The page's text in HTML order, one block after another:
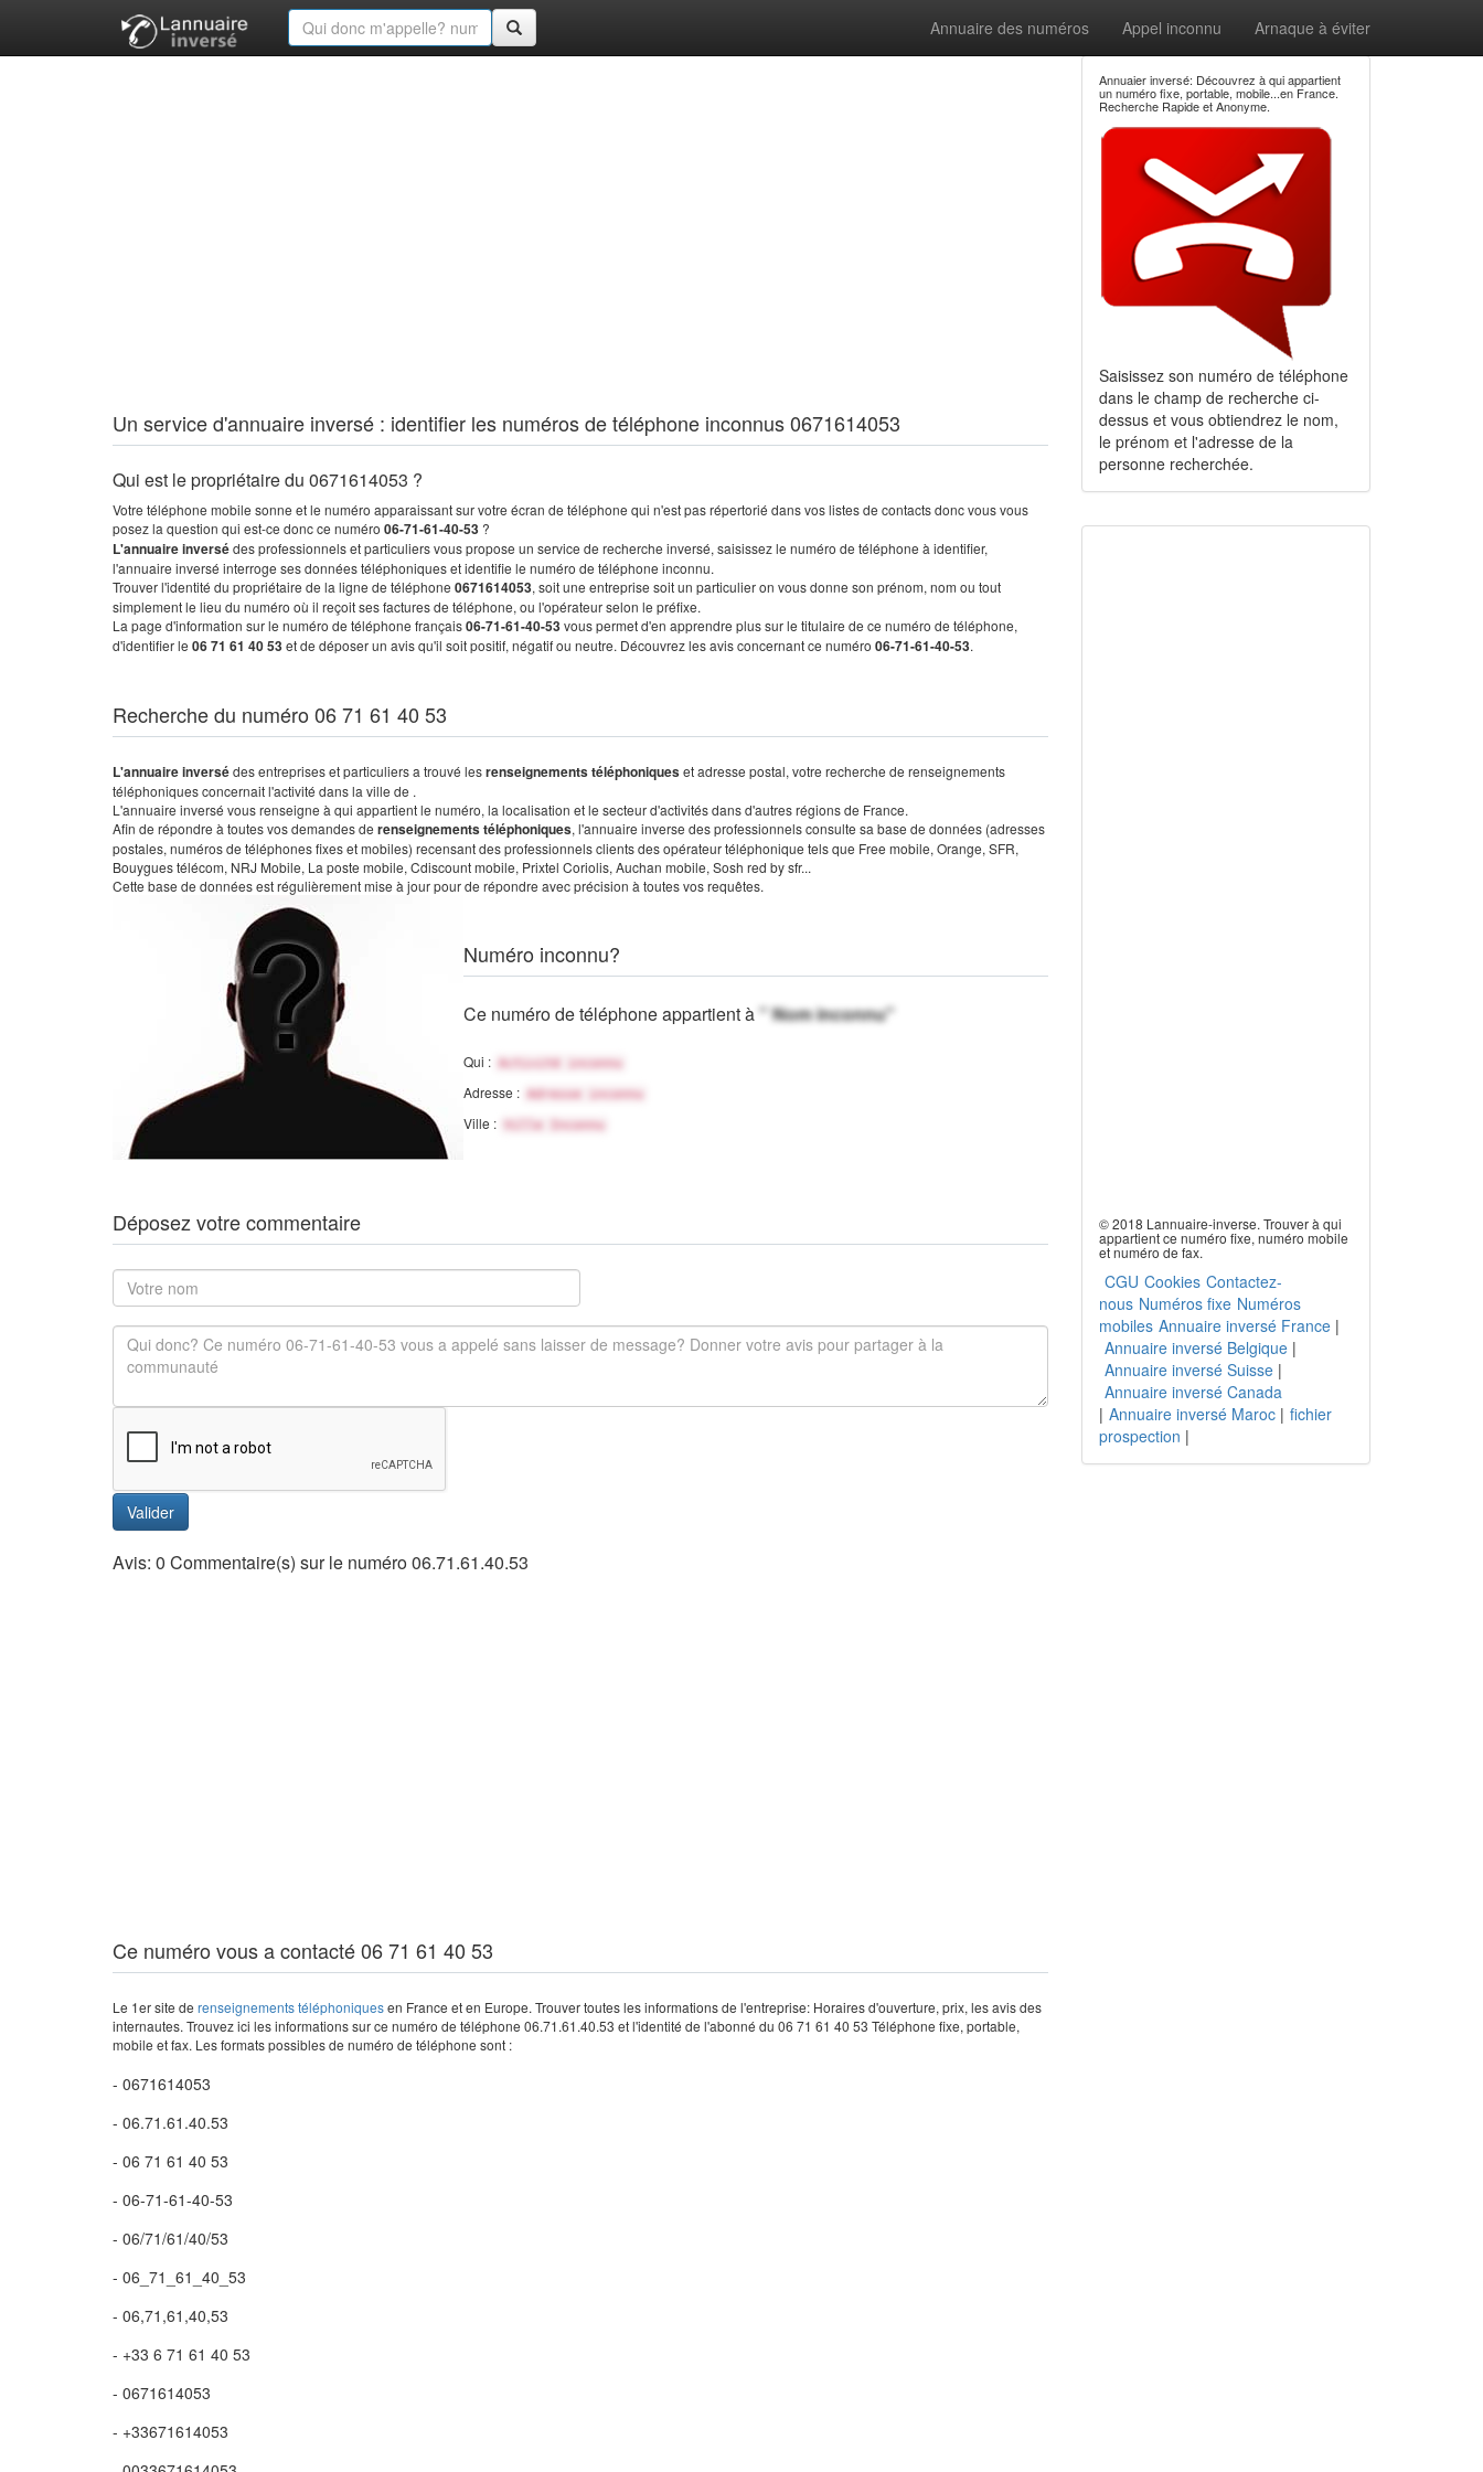
Annuaire des numéros Appel inconnu Arnaque à éviter
Un service d'annuaire inversé : identifier les numéros de téléphone inconnus 0671614053
Qui est le propriétaire du 0671614053 ?
Votre téléphone mobile sonne et le numéro apparaissant sur votre écran de téléphone qui n'est pas répertorié dans vos listes de contacts donc vous vous
posez la question qui est-ce donc ce numéro 06-71-61-40-53 ?
L'annuaire inversédes professionnels et particuliers vous propose un service de recherche inversé, saisissez le numéro de téléphone à identifier,
l'annuaire inversé interroge ses données téléphoniques et identifie le numéro de téléphone inconnu.
Trouver l'identité du propriétaire de la ligne de téléphone 0671614053, soit une entreprise soit un particulier on vous donne son prénom, nom ou tout
simplement le lieu du numéro où il reçoit ses factures de téléphone, ou l'opérateur selon le préfixe.
La page d'information sur le numéro de téléphone français06-71-61-40-53vous permet d'en apprendre plus sur le titulaire de ce numéro de téléphone,
d'identifier le 06 71 61 40 53et de déposer un avis qu'il soit positif, négatif ou neutre. Découvrez les avis concernant ce numéro 06-71-61-40-53.
Recherche du numéro 06 71 61 40 53
L'annuaire inversédes entreprises et particuliers a trouvé lesrenseignements téléphoniqueset adresse postal, votre recherche de renseignements
téléphoniques concernait l'activité dans la ville de .
L'annuaire inversé vous renseigne à qui appartient le numéro, la localisation et le secteur d'activités dans d'autres régions de France.
Afin de répondre à toutes vos demandes de renseignements téléphoniques, l'annuaire inverse des professionnels consulte sa base de données (adresses
postales, numéros de téléphones fixes et mobiles) recensant des professionnels clients des opérateur téléphonique tels que Free mobile, Orange, SFR,
Bouygues télécom, NRJ Mobile, La poste mobile, Cdiscount mobile, Prixtel Coriolis, Auchan mobile, Sosh red by sfr...
Cette base de données est régulièrement mise à jour pour de répondre avec précision à toutes vos requêtes.
Numéro inconnu?
Ce numéro de téléphone appartient à" Nom inconnu"
Qui : Activité inconnu
Adresse : Adresse inconnu
Ville : Ville Inconnu
Déposez votre commentaire
Valider
Avis: 0 Commentaire(s) sur le numéro 06.71.61.40.53
Ce numéro vous a contacté 06 71 61 40 53
Le 1er site de renseignements téléphoniquesen France et en Europe. Trouver toutes les informations de l'entreprise: Horaires d'ouverture, prix, les avis des
internautes. Trouvez ici les informations sur ce numéro de téléphone 06.71.61.40.53 et l'identité de l'abonné du 06 71 61 40 53 Téléphone fixe, portable,
mobile et fax. Les formats possibles de numéro de téléphone sont :
- 0671614053
- 06.71.61.40.53
- 06 71 61 40 53
- 06-71-61-40-53
- 06/71/61/40/53
- 06_71_61_40_53
- 06,71,61,40,53
- +33 6 71 61 40 53
- 0671614053
- +33671614053
Annuaier inversé: Découvrez à qui appartient
un numéro fixe, portable, mobile...en France.
Recherche Rapide et Anonyme.
Saisissez son numéro de téléphone
dans le champ de recherche ci-
dessus et vous obtiendrez le nom,
le prénom et l'adresse de la
personne recherchée.
© 2018 Lannuaire-inverse. Trouver à qui
appartient ce numéro fixe, numéro mobile
et numéro de fax.
CGU Cookies Contactez-
nous Numéros fixe Numéros
mobiles Annuaire inversé France|
Annuaire inversé Belgique|
Annuaire inversé Suisse|
Annuaire inversé Canada
| Annuaire inversé Maroc| fichier
prospection |